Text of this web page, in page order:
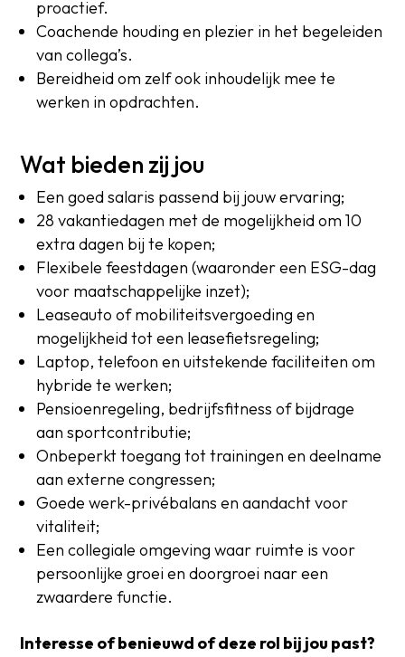
proactief.
Coachende houding en plezier in het begeleiden
van collega’s.
Bereidheid om zelf ook inhoudelijk mee te
werken in opdrachten.
Wat bieden zij jou
Een goed salaris passend bij jouw ervaring;
28 vakantiedagen met de mogelijkheid om 10
extra dagen bij te kopen;
Flexibele feestdagen (waaronder een ESG-dag
voor maatschappelijke inzet);
Leaseauto of mobiliteitsvergoeding en
mogelijkheid tot een leasefietsregeling;
Laptop, telefoon en uitstekende faciliteiten om
hybride te werken;
Pensioenregeling, bedrijfsfitness of bijdrage
aan sportcontributie;
Onbeperkt toegang tot trainingen en deelname
aan externe congressen;
Goede werk-privébalans en aandacht voor
vitaliteit;
Een collegiale omgeving waar ruimte is voor
persoonlijke groei en doorgroei naar een
zwaardere functie.
Interesse of benieuwd of deze rol bij jou past?